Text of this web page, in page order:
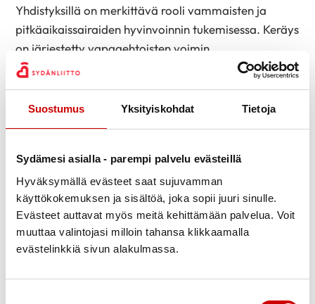
Suostumus Yksityiskohdat Tietoja
Sydämesi asialla - parempi palvelu evästeillä
Hyväksymällä evästeet saat sujuvamman
käyttökokemuksen ja sisältöä, joka sopii juuri sinulle.
Evästeet auttavat myös meitä kehittämään palvelua. Voit
muuttaa valintojasi milloin tahansa klikkaamalla
evästelinkkiä sivun alakulmassa.
Yhdistyksillä on merkittävä rooli vammaisten ja
pitkäaikaissairaiden hyvinvoinnin tukemisessa. Keräys
on järjestetty vapaaehtoisten voimin
äänestyspaikoilla vaalien yhteydessä 117 vuoden
ajan.
Pieni ele -vaalikeräys presidentinvaalien
mahdollisella vaalien toisella kierroksella 31.1.–6.2. ja
11.2.2024.
Lisätietoja antaa: